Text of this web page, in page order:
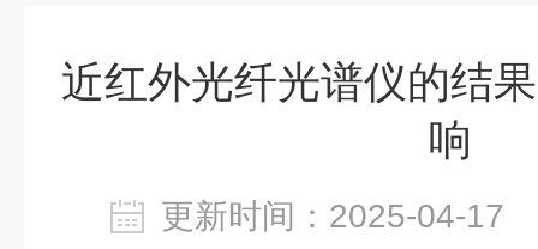
近红外光纤光谱仪的结
响
更新时间：2025-04-